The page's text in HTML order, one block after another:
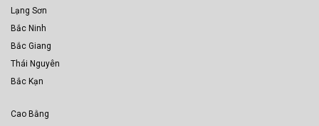
Lạng Sơn
Bắc Ninh
Bắc Giang
Thái Nguyên
Bắc Kạn
Cao Bằng